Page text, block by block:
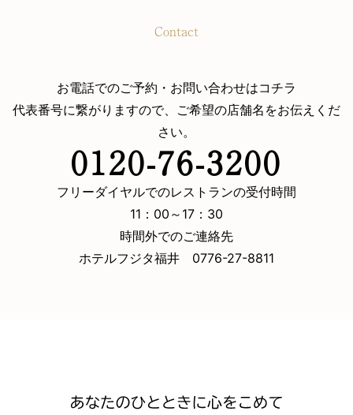
Contact
お電話でのご予約・お問い合わせはコチラ
代表番号に繋がりますので、ご希望の店舗名をお伝えくだ
さい。
0120-76-3200
フリーダイヤルでのレストランの受付時間
11：00～17：30
時間外でのご連絡先
ホテルフジタ福井 0776-27-8811